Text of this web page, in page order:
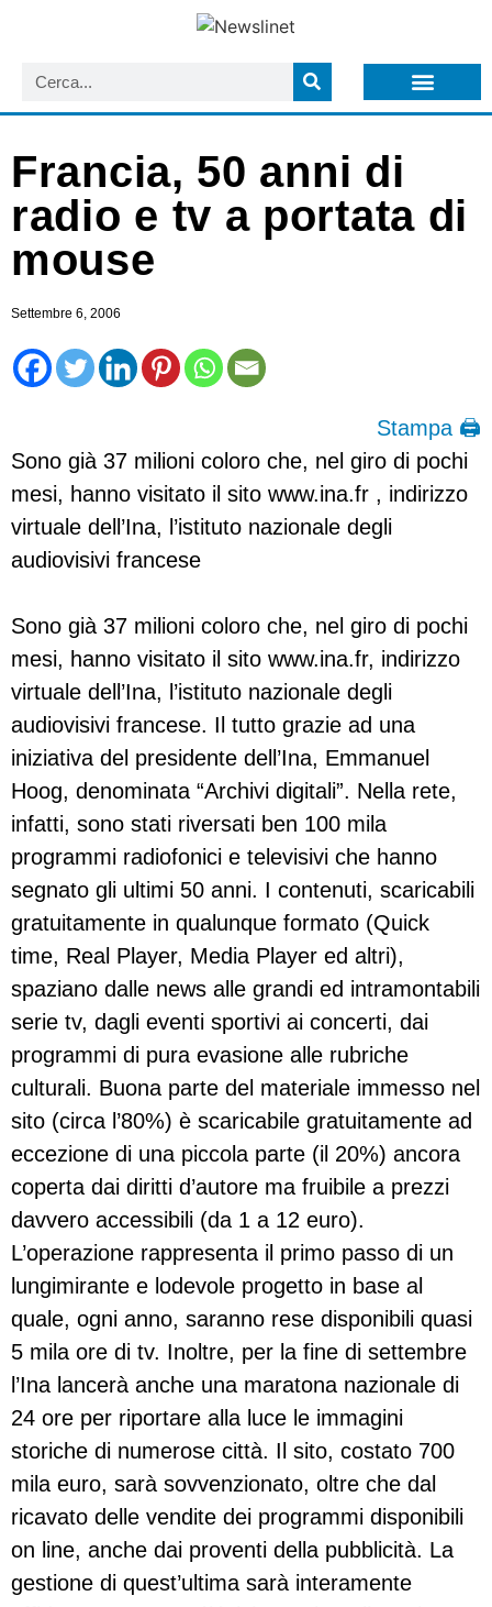
Francia, 50 anni di
radio e tv a portata di
mouse
Settembre 6, 2006
Stampa 🖨
Sono già 37 milioni coloro che, nel giro di pochi
mesi, hanno visitato il sito www.ina.fr , indirizzo
virtuale dell’Ina, l’istituto nazionale degli
audiovisivi francese
Sono già 37 milioni coloro che, nel giro di pochi
mesi, hanno visitato il sito www.ina.fr, indirizzo
virtuale dell’Ina, l’istituto nazionale degli
audiovisivi francese. Il tutto grazie ad una
iniziativa del presidente dell’Ina, Emmanuel
Hoog, denominata “Archivi digitali”. Nella rete,
infatti, sono stati riversati ben 100 mila
programmi radiofonici e televisivi che hanno
segnato gli ultimi 50 anni. I contenuti, scaricabili
gratuitamente in qualunque formato (Quick
time, Real Player, Media Player ed altri),
spaziano dalle news alle grandi ed intramontabili
serie tv, dagli eventi sportivi ai concerti, dai
programmi di pura evasione alle rubriche
culturali. Buona parte del materiale immesso nel
sito (circa l’80%) è scaricabile gratuitamente ad
eccezione di una piccola parte (il 20%) ancora
coperta dai diritti d’autore ma fruibile a prezzi
davvero accessibili (da 1 a 12 euro).
L’operazione rappresenta il primo passo di un
lungimirante e lodevole progetto in base al
quale, ogni anno, saranno rese disponibili quasi
5 mila ore di tv. Inoltre, per la fine di settembre
l’Ina lancerà anche una maratona nazionale di
24 ore per riportare alla luce le immagini
storiche di numerose città. Il sito, costato 700
mila euro, sarà sovvenzionato, oltre che dal
ricavato delle vendite dei programmi disponibili
on line, anche dai proventi della pubblicità. La
gestione di quest’ultima sarà interamente